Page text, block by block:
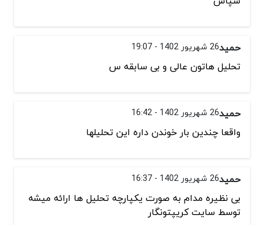
حمید26 شهریور 1402 - 19:07
تحلیل هاتون عالی و بی سابقه س
حمید26 شهریور 1402 - 16:42
واقعا چندین بار خوندن داره این تحلیلها
حمید26 شهریور 1402 - 16:37
بی نظیره مدام به صورت یکپارچه تحلیل ها ارائه میشه
توسط سایت کریپتونگار